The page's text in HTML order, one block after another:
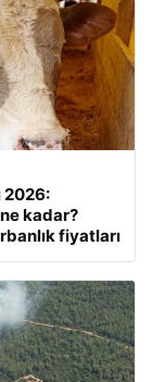
2026:
kadar?
fiyatları